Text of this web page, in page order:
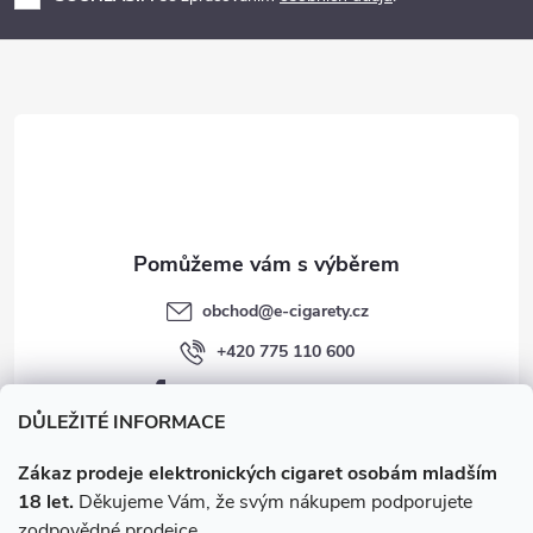
DŮLEŽITÉ INFORMACE
Zákaz prodeje elektronických cigaret osobám mladším
18 let. Děkujeme Vám, že svým nákupem podporujete
p
p
i
s
u
a
obchod@e-cigarety.cz
+420 775 110 600
facebook.com/e-cigarety.cz